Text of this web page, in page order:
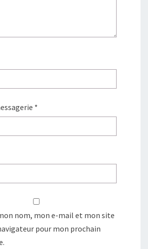
*
nom, mon e-mail et mon site
pour mon prochain